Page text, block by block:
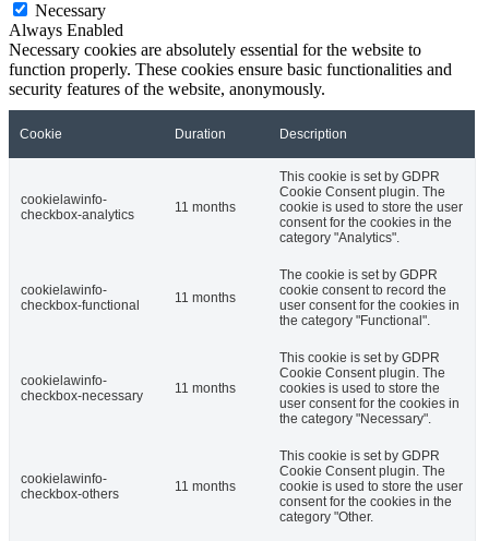
Necessary
Always Enabled
Necessary cookies are absolutely essential for the website to
function properly. These cookies ensure basic functionalities and
security features of the website, anonymously.
Cookie Duration Description
cookielawinfo-
checkbox-analytics
11 months
This cookie is set by GDPR
Cookie Consent plugin. The
cookie is used to store the user
consent for the cookies in the
category "Analytics".
cookielawinfo-
checkbox-functional
11 months
The cookie is set by GDPR
cookie consent to record the
user consent for the cookies in
the category "Functional".
cookielawinfo-
checkbox-necessary
11 months
This cookie is set by GDPR
Cookie Consent plugin. The
cookies is used to store the
user consent for the cookies in
the category "Necessary".
cookielawinfo-
checkbox-others
11 months
This cookie is set by GDPR
Cookie Consent plugin. The
cookie is used to store the user
consent for the cookies in the
category "Other.